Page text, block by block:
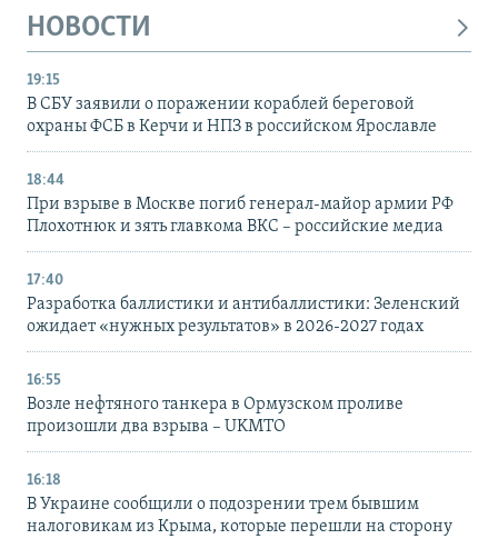
НОВОСТИ
19:15
В СБУ заявили о поражении кораблей береговой
охраны ФСБ в Керчи и НПЗ в российском Ярославле
18:44
При взрыве в Москве погиб генерал-майор армии РФ
Плохотнюк и зять главкома ВКС – российские медиа
17:40
Разработка баллистики и антибаллистики: Зеленский
ожидает «нужных результатов» в 2026-2027 годах
16:55
Возле нефтяного танкера в Ормузском проливе
произошли два взрыва – UKMTO
16:18
В Украине сообщили о подозрении трем бывшим
налоговикам из Крыма, которые перешли на сторону